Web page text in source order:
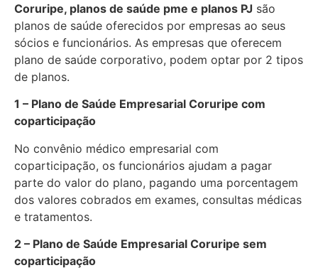
Coruripe, planos de saúde pme e planos PJ são
planos de saúde oferecidos por empresas ao seus
sócios e funcionários. As empresas que oferecem
plano de saúde corporativo, podem optar por 2 tipos
de planos.
1 – Plano de Saúde Empresarial Coruripe com
coparticipação
No convênio médico empresarial com
coparticipação, os funcionários ajudam a pagar
parte do valor do plano, pagando uma porcentagem
dos valores cobrados em exames, consultas médicas
e tratamentos.
2 – Plano de Saúde Empresarial Coruripe sem
coparticipação